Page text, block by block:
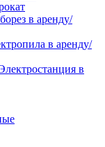
в аренду/
в аренду/
в